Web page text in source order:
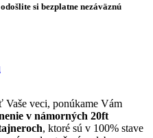
si bezplatne nezáväznú
veci, ponúkame Vám
v námorných 20ft
, ktoré sú v 100% stave